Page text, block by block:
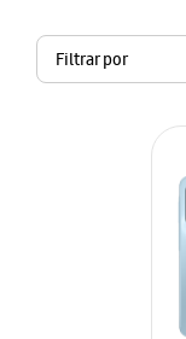
Filtrar por